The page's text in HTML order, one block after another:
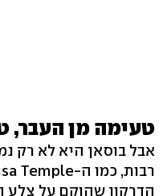
טעימה מן העבר,
אבל בוסאן היא לא רק
הדרקון שהוקם על צלע